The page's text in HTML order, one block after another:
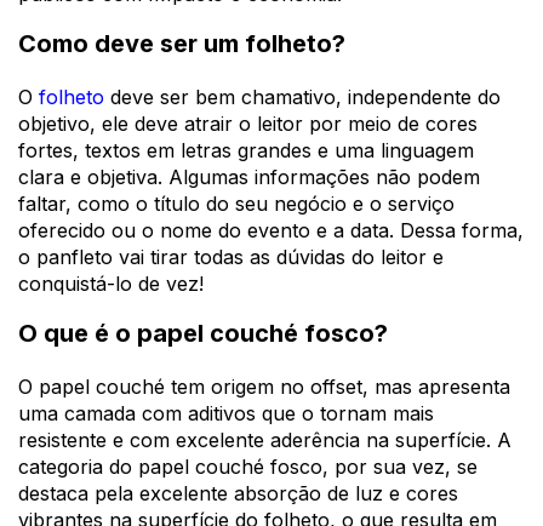
Como deve ser um folheto?
O folheto deve ser bem chamativo, independente do
objetivo, ele deve atrair o leitor por meio de cores
fortes, textos em letras grandes e uma linguagem
clara e objetiva. Algumas informações não podem
faltar, como o título do seu negócio e o serviço
oferecido ou o nome do evento e a data. Dessa forma,
o panfleto vai tirar todas as dúvidas do leitor e
conquistá-lo de vez!
O que é o papel couché fosco?
O papel couché tem origem no offset, mas apresenta
uma camada com aditivos que o tornam mais
resistente e com excelente aderência na superfície. A
categoria do papel couché fosco, por sua vez, se
destaca pela excelente absorção de luz e cores
vibrantes na superfície do folheto, o que resulta em